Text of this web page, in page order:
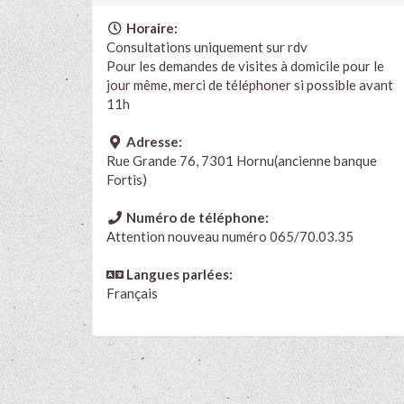
Horaire:
Consultations uniquement sur rdv
Pour les demandes de visites à domicile pour le
jour même, merci de téléphoner si possible avant
11h
Adresse:
Rue Grande 76, 7301 Hornu(ancienne banque
Fortis)
Numéro de téléphone:
Attention nouveau numéro 065/70.03.35
Langues parlées:
Français